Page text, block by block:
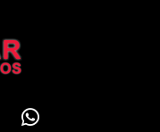
Whatsapp